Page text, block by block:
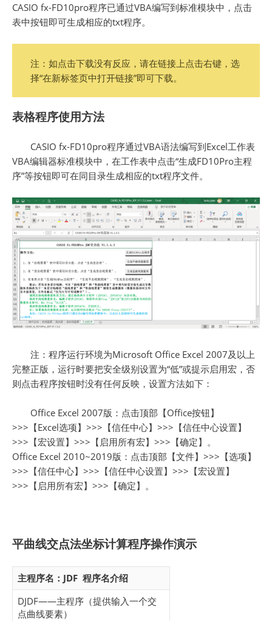
CASIO fx-FD10pro程序已通过VBA编写到标准模块中，点击
表中按钮即可生成相应的txt程序。
注：如点击下载没有反应，请在链接上点击右键，选
择“在新标签页中打开链接”即可下载。
表格程序使用方法
CASIO fx-FD10pro程序通过VBA语法编写到Excel工作表
VBA编辑器标准模块中，在工作表中点击“生成FD10Pro主程
序”等按钮即可在同目录生成相应的txt程序文件。
注：程序运行环境为Microsoft Office Excel 2007及以上
完整正版，运行时要把安全级别设置为“低”或提示启用宏，否
则点击程序按钮时没有任何反映，设置方法如下：
Office Excel 2007版：点击顶部【Office按钮】
>>>【Excel选项】>>>【信任中心】>>>【信任中心设置】
>>>【宏设置】>>>【启用所有宏】>>>【确定】。
Office Excel 2010~2019版：点击顶部【文件】>>>【选项】
>>>【信任中心】>>>【信任中心设置】>>>【宏设置】
>>>【启用所有宏】>>>【确定】。
平曲线交点法坐标计算程序操作演示
主程序名：JDF 程序名介绍
DJDF——主程序（提供输入一个交
点曲线要素）